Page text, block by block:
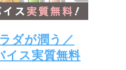
ダが潤う／
イス実質無料